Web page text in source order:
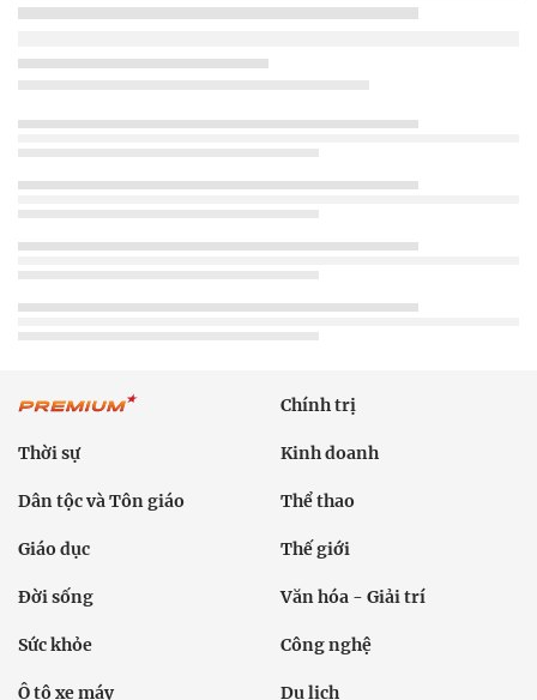
Chính trị
Thời sự Kinh doanh
Dân tộc và Tôn giáo Thể thao
Giáo dục Thế giới
Đời sống Văn hóa - Giải trí
Sức khỏe Công nghệ
Ô tô xe máy Du lịch